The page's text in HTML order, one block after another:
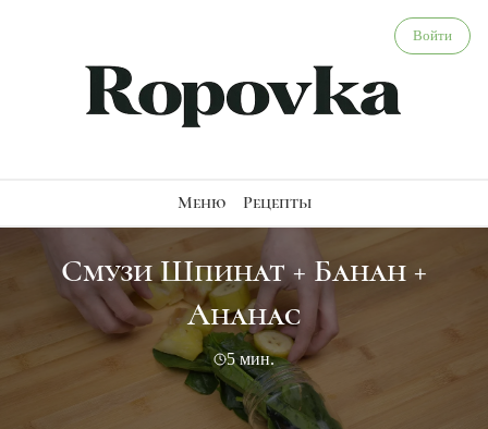
Смузи Шпинат + Банан + Ананас - веганский рецепт
Войти
Меню Рецепты
Смузи Шпинат + Банан +
Ананас
5 мин.